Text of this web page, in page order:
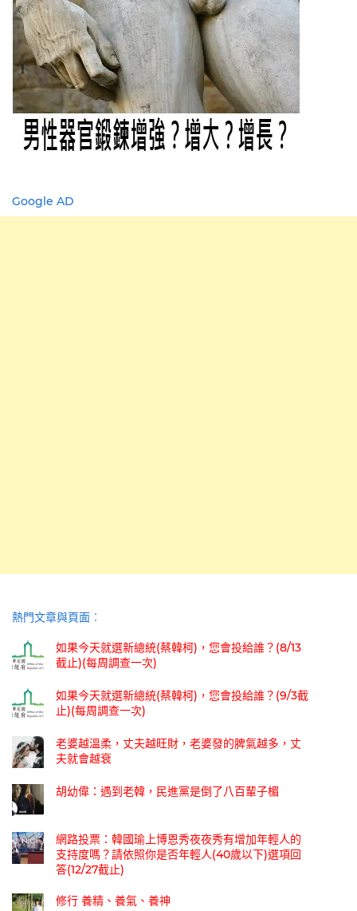
Google AD
熱門文章與頁面︰
如果今天就選新總統(蔡韓柯)，您會投給誰？(8/13
截止)(每周調查一次)
如果今天就選新總統(蔡韓柯)，您會投給誰？(9/3截
止)(每周調查一次)
老婆越溫柔，丈夫越旺財，老婆發的脾氣越多，丈
夫就會越衰
胡幼偉：遇到老韓，民進黨是倒了八百輩子楣
網路投票：韓國瑜上博恩秀夜夜秀有增加年輕人的
支持度嗎？請依照你是否年輕人(40歲以下)選項回
答(12/27截止)
修行 養精、養氣、養神